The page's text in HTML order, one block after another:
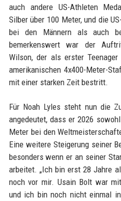
auch andere US-Athleten
Silber über 100 Meter, und die
bei den Männern als auch
bemerkenswert war der
Wilson, der als erster
amerikanischen 4x400-Meter-
mit einer starken Zeit bestritt.
Für Noah Lyles steht nun die
angedeutet, dass er 2026
Meter bei den
Eine weitere Steigerung seiner
besonders wenn er an seiner
arbeitet. „Ich bin erst 28 Jahre
noch vor mir. Usain Bolt war
und ich bin noch nicht einmal